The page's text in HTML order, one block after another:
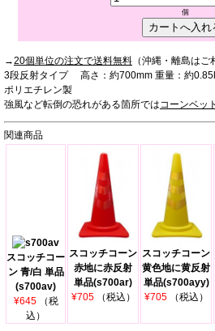
個
→20個単位の注文で送料無料 （沖縄・離島はご
3段反射タイプ 高さ：約700mm 重量：約
ポリエチレン製
強風など転倒の恐れがある箇所ではコーンベッ
関連商品
スコッチコー
ン 青/白 単品
(s700av)
¥645
（税
込）
スコッチコーン
赤地に赤反射
単品(s700ar)
¥705
（税込）
スコッチコーン
黄色地に黄反射
単品(s700ayy)
¥705
（税込）